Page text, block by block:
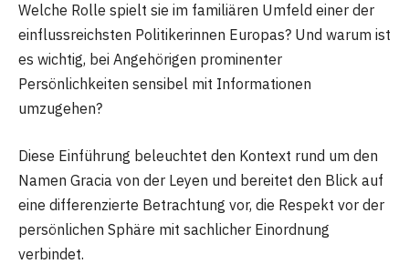
Welche Rolle spielt sie im familiären Umfeld einer der
einflussreichsten Politikerinnen Europas? Und warum ist
es wichtig, bei Angehörigen prominenter
Persönlichkeiten sensibel mit Informationen
umzugehen?
Diese Einführung beleuchtet den Kontext rund um den
Namen Gracia von der Leyen und bereitet den Blick auf
eine differenzierte Betrachtung vor, die Respekt vor der
persönlichen Sphäre mit sachlicher Einordnung
verbindet.